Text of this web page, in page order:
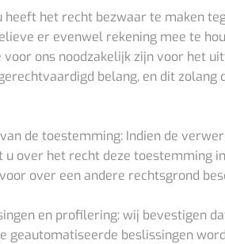
heeft het recht bezwaar te maken
er evenwel rekening mee te
voor ons noodzakelijk zijn voor het
belang, en dit
de toestemming: Indien de
over het recht deze toestemming
over een andere rechtsgrond
en profilering: wij bevestigen
geautomatiseerde beslissingen